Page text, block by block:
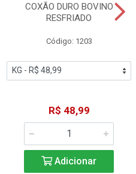
COXÃO DURO BOVINO
RESFRIADO
Código: 1203
R$ 48,99
Adicionar